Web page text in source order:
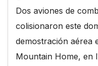
Dos aviones de
colisionaron este
demostración aérea
Mountain Home, en